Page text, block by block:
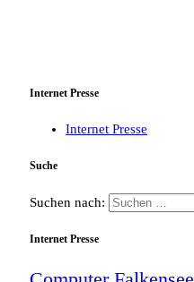
Internet Presse
Internet Presse
Suche
Suchen nach:
Internet Presse